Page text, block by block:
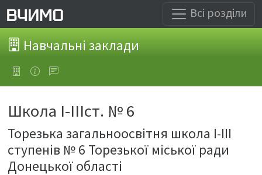
Всі розділи
Навчальні заклади
Школа I-IIIст. № 6
Торезька загальноосвітня школа I-III
ступенів № 6 Торезької міської ради
Донецької області